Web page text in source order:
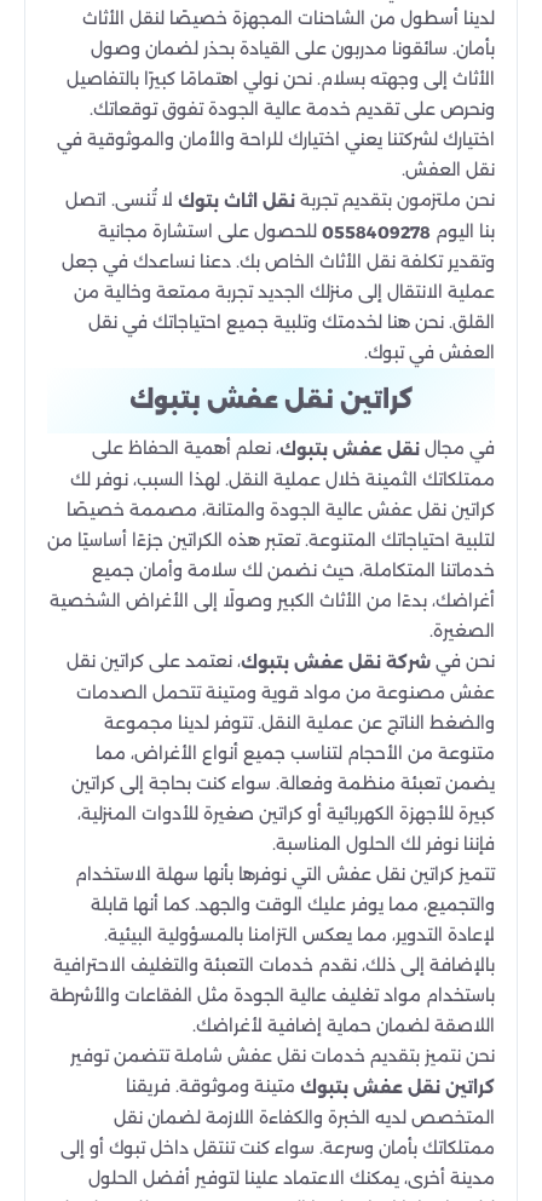
لدينا أسطول من الشاحنات المجهزة خصيصًا لنقل الأثاث
بأمان. سائقونا مدربون على القيادة بحذر لضمان وصول
الأثاث إلى وجهته بسلام. نحن نولي اهتمامًا كبيرًا بالتفاصيل
ونحرص على تقديم خدمة عالية الجودة تفوق توقعاتك.
اختيارك لشركتنا يعني اختيارك للراحة والأمان والموثوقية في
نقل العفش.
نحن ملتزمون بتقديم تجربة نقل اثاث بتوك لا تُنسى. اتصل
بنا اليوم 0558409278 للحصول على استشارة مجانية
وتقدير تكلفة نقل الأثاث الخاص بك. دعنا نساعدك في جعل
عملية الانتقال إلى منزلك الجديد تجربة ممتعة وخالية من
القلق. نحن هنا لخدمتك وتلبية جميع احتياجاتك في نقل
العفش في تبوك.
كراتين نقل عفش بتبوك
في مجال نقل عفش بتبوك، نعلم أهمية الحفاظ على
ممتلكاتك الثمينة خلال عملية النقل. لهذا السبب، نوفر لك
كراتين نقل عفش عالية الجودة والمتانة، مصممة خصيصًا
لتلبية احتياجاتك المتنوعة. تعتبر هذه الكراتين جزءًا أساسيًا من
خدماتنا المتكاملة، حيث نضمن لك سلامة وأمان جميع
أغراضك، بدءًا من الأثاث الكبير وصولًا إلى الأغراض الشخصية
الصغيرة.
نحن في شركة نقل عفش بتبوك، نعتمد على كراتين نقل
عفش مصنوعة من مواد قوية ومتينة تتحمل الصدمات
والضغط الناتج عن عملية النقل. تتوفر لدينا مجموعة
متنوعة من الأحجام لتناسب جميع أنواع الأغراض، مما
يضمن تعبئة منظمة وفعالة. سواء كنت بحاجة إلى كراتين
كبيرة للأجهزة الكهربائية أو كراتين صغيرة للأدوات المنزلية،
فإننا نوفر لك الحلول المناسبة.
تتميز كراتين نقل عفش التي نوفرها بأنها سهلة الاستخدام
والتجميع، مما يوفر عليك الوقت والجهد. كما أنها قابلة
لإعادة التدوير، مما يعكس التزامنا بالمسؤولية البيئية.
بالإضافة إلى ذلك، نقدم خدمات التعبئة والتغليف الاحترافية
باستخدام مواد تغليف عالية الجودة مثل الفقاعات والأشرطة
اللاصقة لضمان حماية إضافية لأغراضك.
نحن نتميز بتقديم خدمات نقل عفش شاملة تتضمن توفير
كراتين نقل عفش بتبوك متينة وموثوقة. فريقنا
المتخصص لديه الخبرة والكفاءة اللازمة لضمان نقل
ممتلكاتك بأمان وسرعة. سواء كنت تنتقل داخل تبوك أو إلى
مدينة أخرى، يمكنك الاعتماد علينا لتوفير أفضل الحلول